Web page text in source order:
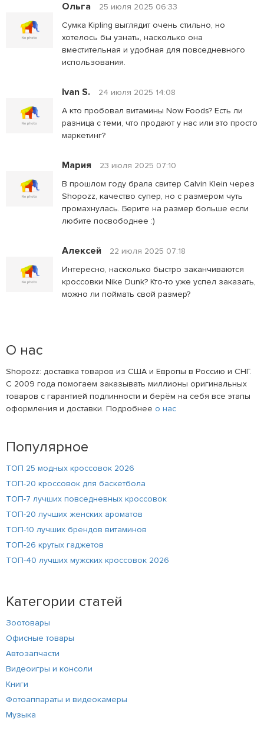
Ольга
25 июля 2025 06:33
Сумка Kipling выглядит очень стильно, но
хотелось бы узнать, насколько она
вместительная и удобная для повседневного
использования.
Ivan S.
24 июля 2025 14:08
А кто пробовал витамины Now Foods? Есть ли
разница с теми, что продают у нас или это просто
маркетинг?
Мария
23 июля 2025 07:10
В прошлом году брала свитер Calvin Klein через
Shopozz, качество супер, но с размером чуть
промахнулась. Берите на размер больше если
любите посвободнее :)
Алексей
22 июля 2025 07:18
Интересно, насколько быстро заканчиваются
кроссовки Nike Dunk? Кто-то уже успел заказать,
можно ли поймать свой размер?
О нас
Shopozz: доставка товаров из США и Европы в Россию и СНГ.
С 2009 года помогаем заказывать миллионы оригинальных
товаров с гарантией подлинности и берём на себя все этапы
оформления и доставки. Подробнее о нас
Популярное
ТОП 25 модных кроссовок 2026
ТОП-20 кроссовок для баскетбола
ТОП-7 лучших повседневных кроссовок
ТОП-20 лучших женских ароматов
ТОП-10 лучших брендов витаминов
ТОП-26 крутых гаджетов
ТОП-40 лучших мужских кроссовок 2026
Категории статей
Зоотовары
Офисные товары
Автозапчасти
Видеоигры и консоли
Книги
Фотоаппараты и видеокамеры
Музыка